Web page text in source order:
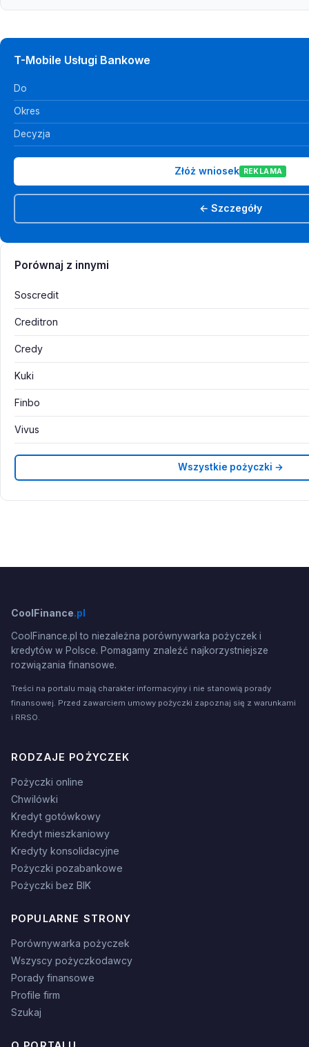
T-Mobile Usługi Bankowe
Do
Okres
Decyzja
Złóż wniosek REKLAMA
← Szczegóły
Porównaj z innymi
Soscredit
Creditron
Credy
Kuki
Finbo
Vivus
Wszystkie pożyczki →
CoolFinance.pl
CoolFinance.pl to niezależna porównywarka pożyczek i
kredytów w Polsce. Pomagamy znaleźć najkorzystniejsze
rozwiązania finansowe.
Treści na portalu mają charakter informacyjny i nie stanowią porady
finansowej. Przed zawarciem umowy pożyczki zapoznaj się z warunkami
i RRSO.
RODZAJE POŻYCZEK
Pożyczki online
Chwilówki
Kredyt gotówkowy
Kredyt mieszkaniowy
Kredyty konsolidacyjne
Pożyczki pozabankowe
Pożyczki bez BIK
POPULARNE STRONY
Porównywarka pożyczek
Wszyscy pożyczkodawcy
Porady finansowe
Profile firm
Szukaj